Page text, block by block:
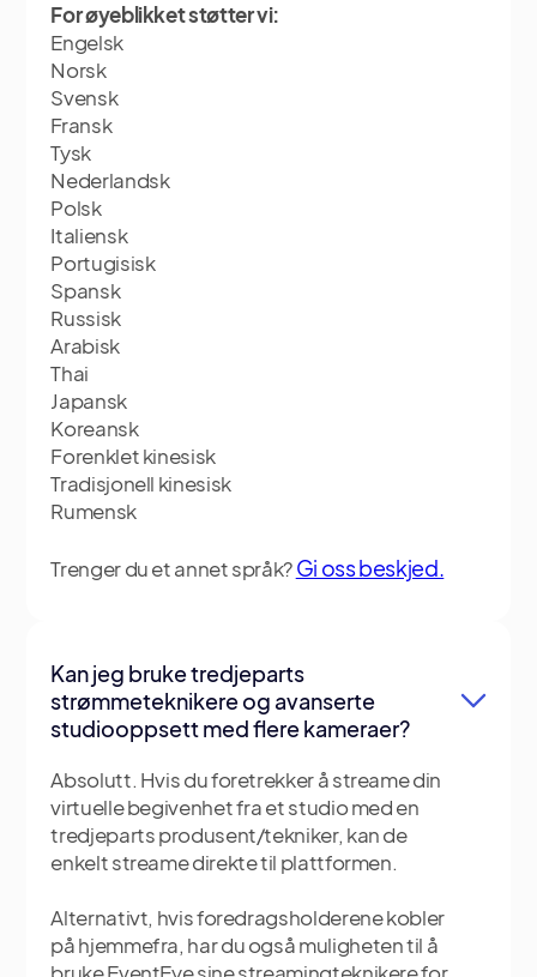
For øyeblikket støtter vi:
Engelsk
Norsk
Svensk
Fransk
Tysk
Nederlandsk
Polsk
Italiensk
Portugisisk
Spansk
Russisk
Arabisk
Thai
Japansk
Koreansk
Forenklet kinesisk
Tradisjonell kinesisk
Rumensk
Trenger du et annet språk?Gi oss beskjed.
Kan jeg bruke tredjeparts
strømmeteknikere og avanserte
studiooppsett med flere kameraer?
Absolutt. Hvis du foretrekker å streame din
virtuelle begivenhet fra et studio med en
tredjeparts produsent/tekniker, kan de
enkelt streame direkte til plattformen.
Alternativt, hvis foredragsholderene kobler
på hjemmefra, har du også muligheten til å